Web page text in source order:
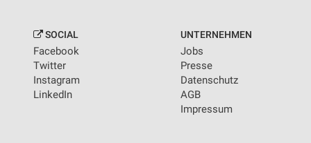
SOCIAL
Facebook
Twitter
Instagram
LinkedIn
UNTERNEHMEN
Jobs
Presse
Datenschutz
AGB
Impressum